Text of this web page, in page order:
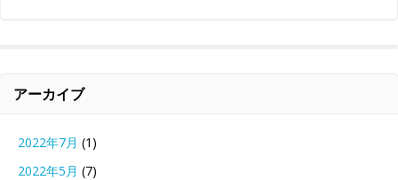
アーカイブ
2022年7月 (1)
2022年5月 (7)